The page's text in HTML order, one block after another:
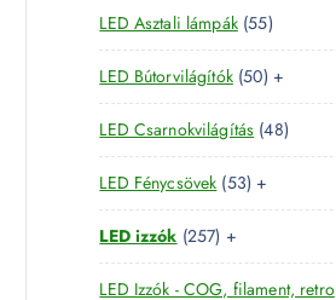
é
k
e
r
m
é
k
t
r
é
LED Asztali lámpák 555
5
t
e
r
m
k
LED Bútorvilágítók 505
0
t
e
r
m
k
+
LED Csarnokvilágítás 484
8
e
m
LED Fénycsövek 535
3
e
r
+
LED izzók 2572
5
7
+
LED Izzók - COG, filament, retro